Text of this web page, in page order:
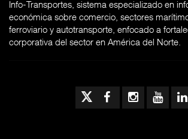
Info-Transportes, sistema especializado en
económica sobre comercio, sectores
ferroviario y autotransporte, enfocado a
corporativa del sector en América del Norte.